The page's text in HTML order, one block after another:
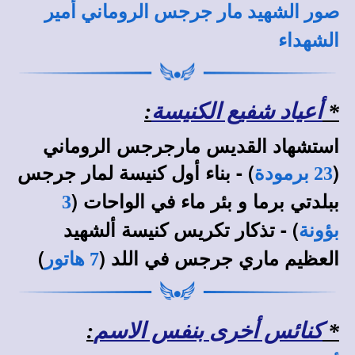
صور الشهيد مار جرجس الروماني أمير
الشهداء
*أعياد شفيع الكنيسة:
استشهاد القديس مارجرجس الروماني
(23 برمودة
) - بناء أول كنيسة لمار جرجس
ببلدتي برما و بئر ماء في الواحات (3
بؤونة) - تذكار تكريس كنيسة ألشهيد
العظيم ماري جرجس في اللد (7 هاتور )
*كنائس أخرى بنفس الاسم: